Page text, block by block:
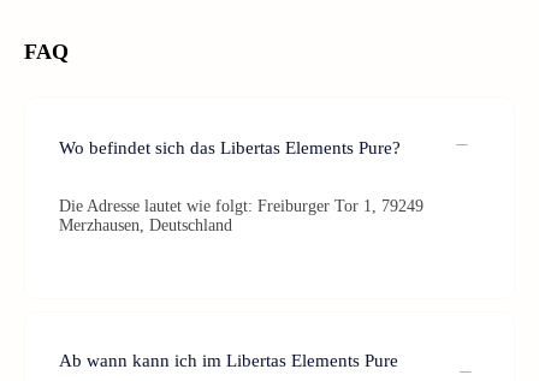
FAQ
Wo befindet sich das Libertas Elements Pure?
Die Adresse lautet wie folgt: Freiburger Tor 1, 79249
Merzhausen, Deutschland
Ab wann kann ich im Libertas Elements Pure